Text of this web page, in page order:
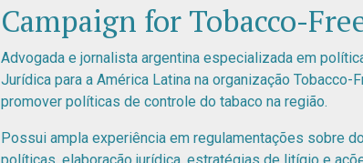
Campaign for Tobacco-
Advogada e jornalista argentina especializada em
Jurídica para a América Latina na organização
promover políticas de controle do tabaco na região.
Possui ampla experiência em regulamentações sobre